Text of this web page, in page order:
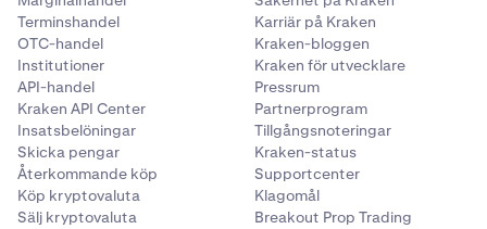
Terminshandel
OTC-handel
Institutioner
API-handel
Kraken API Center
Insatsbelöningar
Skicka pengar
Återkommande köp
Köp kryptovaluta
Sälj kryptovaluta
Karriär på Kraken
Kraken-bloggen
Kraken för utvecklare
Pressrum
Partnerprogram
Tillgångsnoteringar
Kraken-status
Supportcenter
Klagomål
Breakout Prop Trading